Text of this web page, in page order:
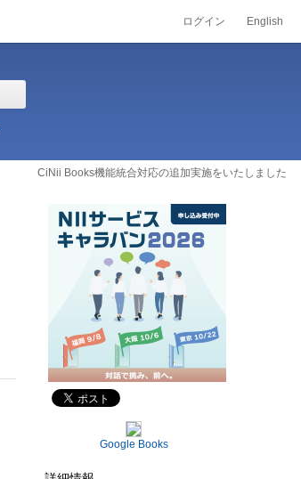
ログイン English
CiNii Books機能統合対応の追加実施をいたしました
Google Books